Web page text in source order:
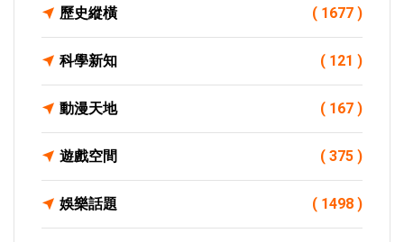
歷史縱橫 ( 1677 )
科學新知 ( 121 )
動漫天地 ( 167 )
遊戲空間 ( 375 )
娛樂話題 ( 1498 )